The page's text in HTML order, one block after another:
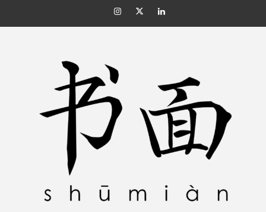
InstagramTwitterLinkedin